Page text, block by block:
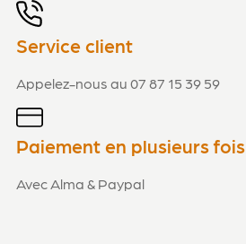
Service client
Appelez-nous au 07 87 15 39 59
Paiement en plusieurs fois
Avec Alma & Paypal